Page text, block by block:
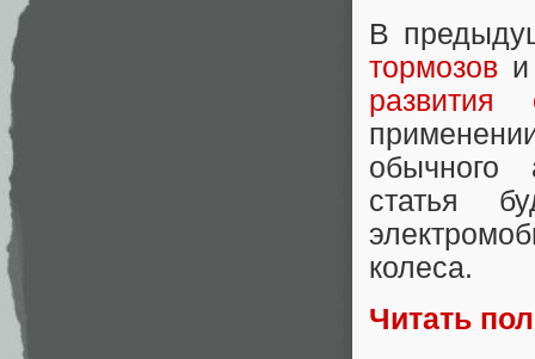
В
тормозов
развития
обычного
статья
колеса.
Читать